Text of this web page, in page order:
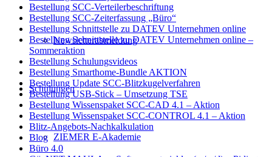
Newsletterabmeldung
Schulungen
ZIEMER E-Akademie
Bestellung SCC-Verteilerbeschriftung
Bestellung SCC-Zeiterfassung „Büro“
Bestellung Schnittstelle zu DATEV Unternehmen online
Bestellung Schnittstelle zu DATEV Unternehmen online –
Sommeraktion
Bestellung Schulungsvideos
Bestellung Smarthome-Bundle AKTION
Bestellung Update SCC-Blitzkugelverfahren
Bestellung USB-Stick – Umsetzung TSE
Bestellung Wissenspaket SCC-CAD 4.1 – Aktion
Bestellung Wissenspaket SCC-CONTROL 4.1 – Aktion
Blitz-Angebots-Nachkalkulation
Blog
Büro 4.0